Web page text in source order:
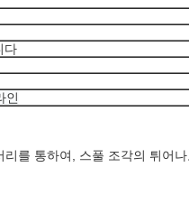
다
인
를 통하여, 스풀 조각의 튀